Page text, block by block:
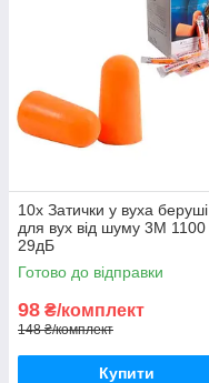
10x Затички у вуха беруші
для вух від шуму 3M 1100
29дБ
Готово до відправки
98 ₴/комплект
148 ₴/комплект
Купити